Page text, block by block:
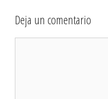
Deja un comentario